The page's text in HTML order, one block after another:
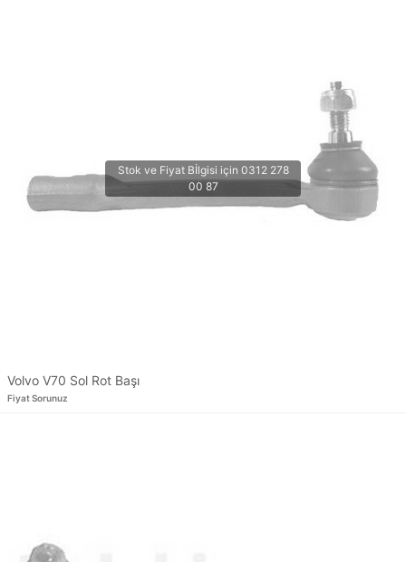
Volvo V70 Sol Rot Başı
Fiyat Sorunuz